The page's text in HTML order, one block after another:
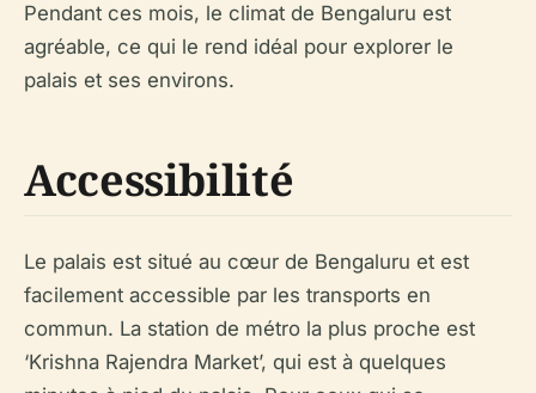
Pendant ces mois, le climat de Bengaluru est
agréable, ce qui le rend idéal pour explorer le
palais et ses environs.
Accessibilité
Le palais est situé au cœur de Bengaluru et est
facilement accessible par les transports en
commun. La station de métro la plus proche est
‘Krishna Rajendra Market’, qui est à quelques